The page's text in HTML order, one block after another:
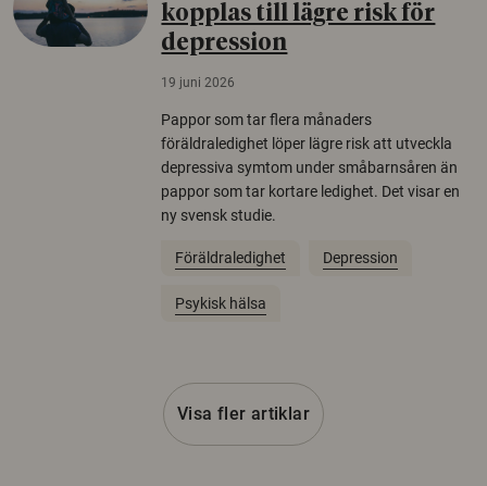
kopplas till lägre risk för
depression
19 juni 2026
Pappor som tar flera månaders
föräldraledighet löper lägre risk att utveckla
depressiva symtom under småbarnsåren än
pappor som tar kortare ledighet. Det visar en
ny svensk studie.
Föräldraledighet Depression
Psykisk hälsa
Visa fler artiklar